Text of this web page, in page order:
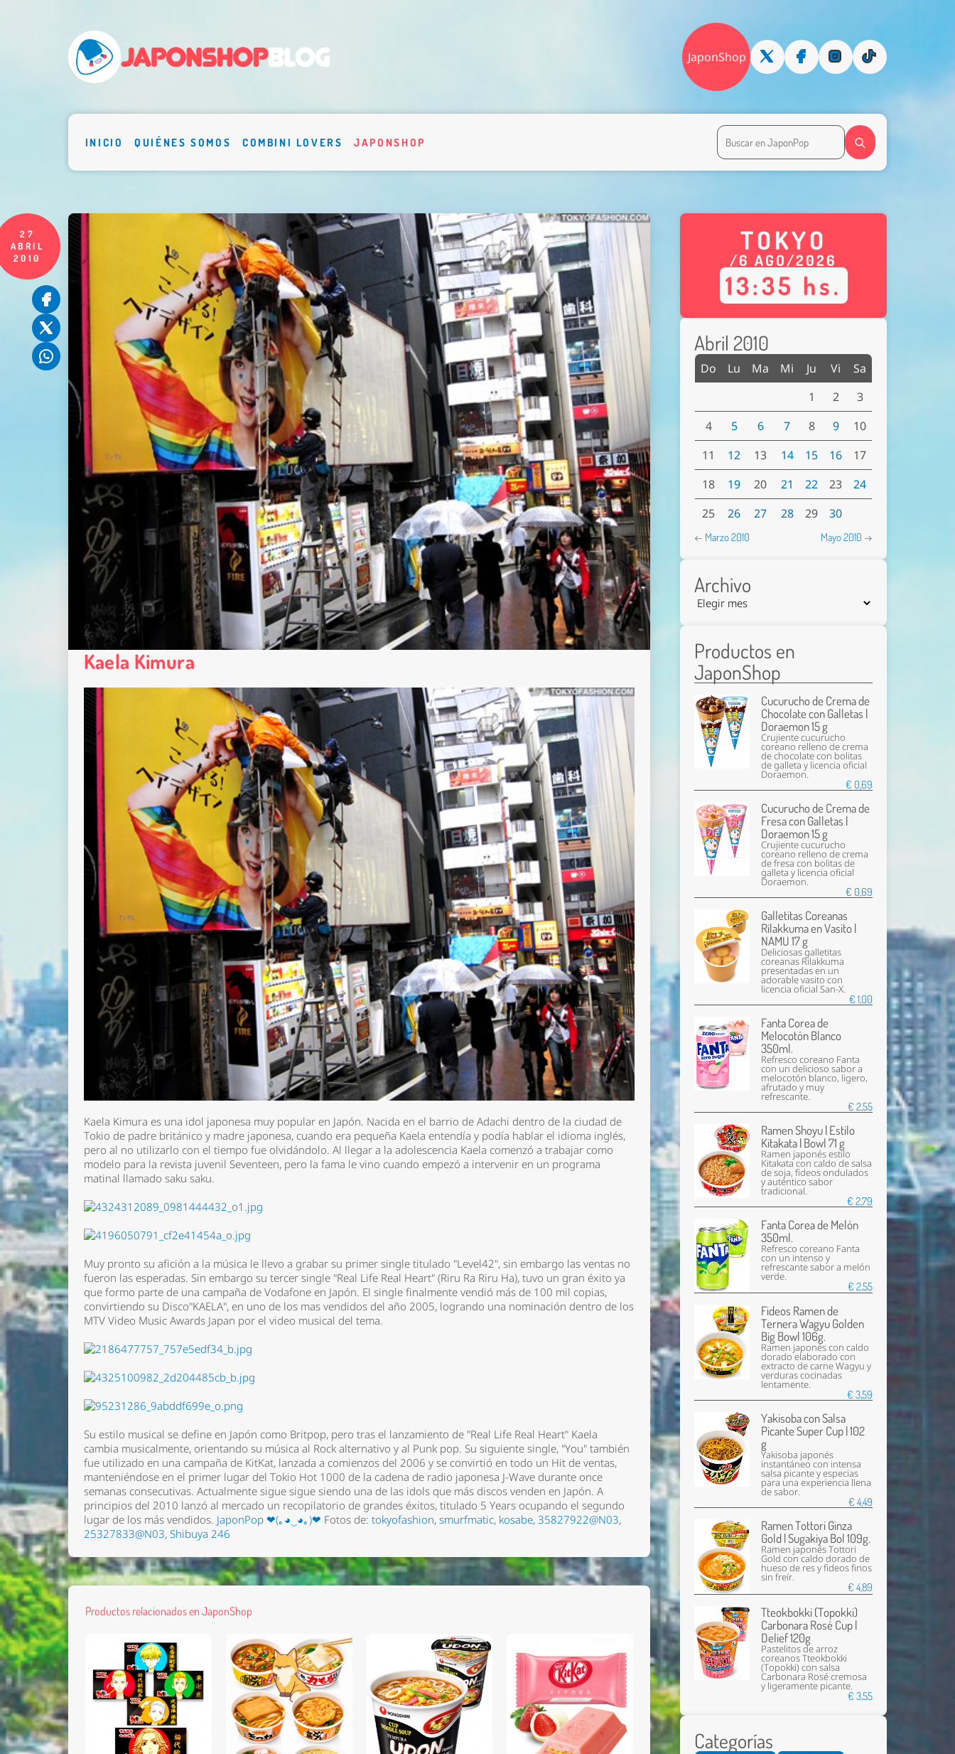
JaponShop
INICIO QUIÉNES SOMOS COMBINI LOVERS JAPONSHOP
27
ABRIL
2010
Kaela Kimura
Kaela Kimura es una idol japonesa muy popular en Japón. Nacida en el barrio de Adachi dentro de la ciudad de
Tokio de padre británico y madre japonesa, cuando era pequeña Kaela entendía y podía hablar el idioma inglés,
pero al no utilizarlo con el tiempo fue olvidándolo. Al llegar a la adolescencia Kaela comenzó a trabajar como
modelo para la revista juvenil Seventeen, pero la fama le vino cuando empezó a intervenir en un programa
matinal llamado saku saku.
Muy pronto su afición a la música le llevo a grabar su primer single titulado "Level42", sin embargo las ventas no
fueron las esperadas. Sin embargo su tercer single "Real Life Real Heart" (Riru Ra Riru Ha), tuvo un gran éxito ya
que formo parte de una campaña de Vodafone en Japón. El single finalmente vendió más de 100 mil copias,
convirtiendo su Disco"KAELA", en uno de los mas vendidos del año 2005, logrando una nominación dentro de los
MTV Video Music Awards Japan por el video musical del tema.
Su estilo musical se define en Japón como Britpop, pero tras el lanzamiento de "Real Life Real Heart" Kaela
cambia musicalmente, orientando su música al Rock alternativo y al Punk pop. Su siguiente single, "You" también
fue utilizado en una campaña de KitKat, lanzada a comienzos del 2006 y se convirtió en todo un Hit de ventas,
manteniéndose en el primer lugar del Tokio Hot 1000 de la cadena de radio japonesa J-Wave durante once
semanas consecutivas. Actualmente sigue sigue siendo una de las idols que más discos venden en Japón. A
principios del 2010 lanzó al mercado un recopilatorio de grandes éxitos, titulado 5 Years ocupando el segundo
lugar de los más vendidos. JaponPop ❤(｡◕‿◕｡)❤ Fotos de: tokyofashion,smurfmatic, kosabe,35827922@N03,
25327833@N03,Shibuya 246
Productos relacionados en JaponShop
TOKYO
/6 AGO/2026
13:35 hs.
Abril 2010
Do Lu Ma Mi Ju Vi
Sa
1
2
3
4
5 6 7 8 9
10
11
12 13 14 15 16
17
18
19 20 21 22 23
24
25
26 27 28 29 30
← Marzo 2010 Mayo 2010 →
Archivo
Productos en
JaponShop
Cucurucho de Crema de
Chocolate con Galletas |
Doraemon 15 g
Crujiente cucurucho
coreano relleno de crema
de chocolate con bolitas
de galleta y licencia oficial
Doraemon.
€ 0,69
Cucurucho de Crema de
Fresa con Galletas |
Doraemon 15 g
Crujiente cucurucho
coreano relleno de crema
de fresa con bolitas de
galleta y licencia oficial
Doraemon.
€ 0,69
Galletitas Coreanas
Rilakkuma en Vasito |
NAMU 17 g
Deliciosas galletitas
coreanas Rilakkuma
presentadas en un
adorable vasito con
licencia oficial San-X.
€ 1,00
Fanta Corea de
Melocotón Blanco
350ml.
Refresco coreano Fanta
con un delicioso sabor a
melocotón blanco, ligero,
afrutado y muy
refrescante.
€ 2,55
Ramen Shoyu | Estilo
Kitakata | Bowl 71 g
Ramen japonés estilo
Kitakata con caldo de salsa
de soja, fideos ondulados
y auténtico sabor
tradicional.
€ 2,79
Fanta Corea de Melón
350ml.
Refresco coreano Fanta
con un intenso y
refrescante sabor a melón
verde.
€ 2,55
Fideos Ramen de
Ternera Wagyu Golden
Big Bowl 106g.
Ramen japonés con caldo
dorado elaborado con
extracto de carne Wagyu y
verduras cocinadas
lentamente.
€ 3,59
Yakisoba con Salsa
Picante Super Cup | 102
g
Yakisoba japonés
instantáneo con intensa
salsa picante y especias
para una experiencia llena
de sabor.
€ 4,49
Ramen Tottori Ginza
Gold | Sugakiya Bol 109g.
Ramen japonés Tottori
Gold con caldo dorado de
hueso de res y fideos finos
sin freír.
€ 4,89
Tteokbokki (Topokki)
Carbonara Rosé Cup |
Delief 120g
Pastelitos de arroz
coreanos Tteokbokki
(Topokki) con salsa
Carbonara Rosé cremosa
y ligeramente picante.
€ 3,55
Categorías
Nombre *
Comentario *
Enviar